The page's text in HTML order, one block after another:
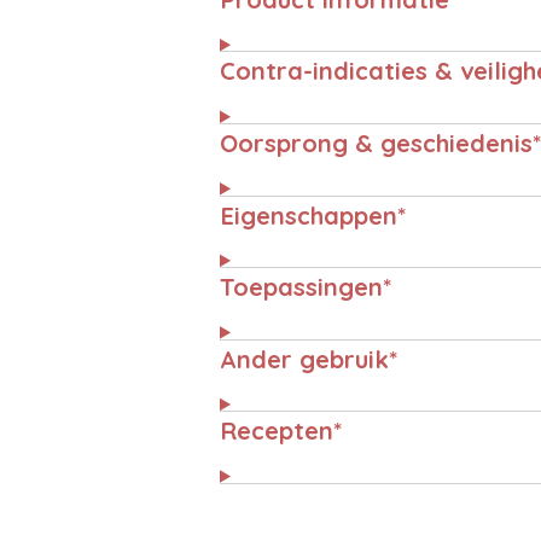
Contra-indicaties &
Oorsprong & geschiedenis*
Eigenschappen*
Toepassingen*
Ander gebruik*
Recepten*